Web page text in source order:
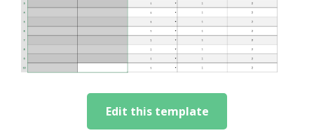
Edit this template